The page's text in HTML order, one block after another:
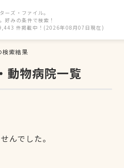
ーズ・ファイル。
好みの条件で検索！
件掲載中！(2026年08月07日現在)
検索結果
動物病院一覧
んでした。